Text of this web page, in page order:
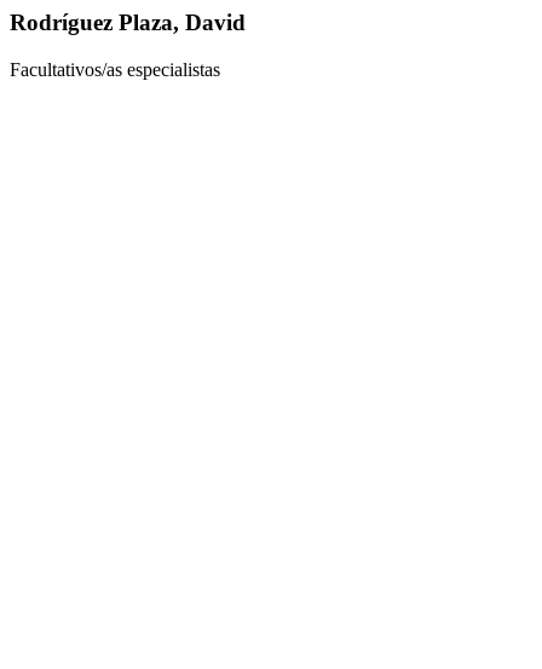
Rodríguez Plaza, David
Facultativos/as especialistas